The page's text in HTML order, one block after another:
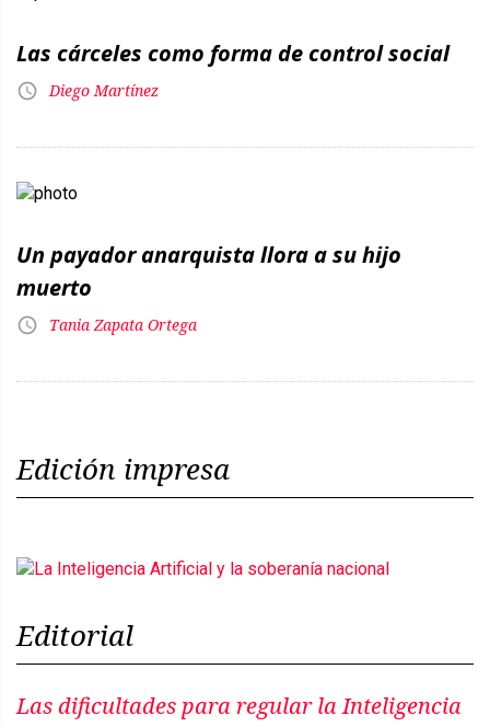
Las cárceles como forma de control social
Diego Martínez
Un payador anarquista llora a su hijo
muerto
Tania Zapata Ortega
Edición impresa
Editorial
Las dificultades para regular la Inteligencia